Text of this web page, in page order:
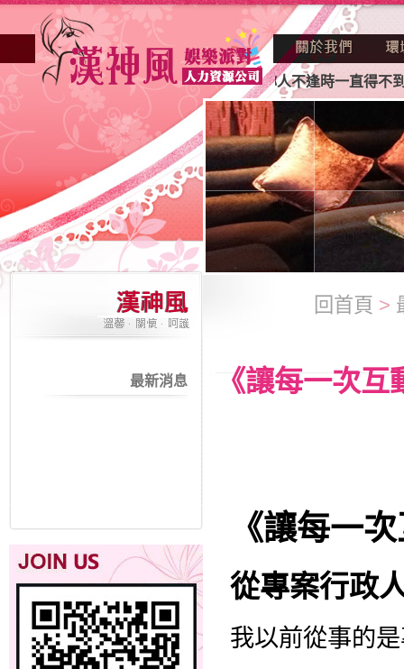
景氣的年代找不到工作？也許妳人不逢時一直得不到老闆
最新消息
回首頁 >
《讓每一次
《讓每一
從專案行政
我以前從事的